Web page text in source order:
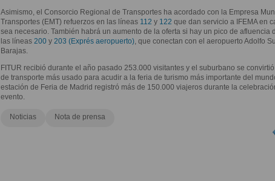
Asimismo, el Consorcio Regional de Transportes ha acordado con la Empresa
Transportes (EMT) refuerzos en las líneas 112 y 122 que dan servicio a IFEMA en
sea necesario. También habrá un aumento de la oferta si hay un pico de afluencia
las líneas 200y 203 (Exprés aeropuerto), que conectan con el aeropuerto Adolfo
Barajas.
FITUR recibió durante el año pasado 253.000 visitantes y el suburbano se
de transporte más usado para acudir a la feria de turismo más importante del
estación de Feria de Madrid registró más de 150.000 viajeros durante la
evento.
Noticias Nota de prensa